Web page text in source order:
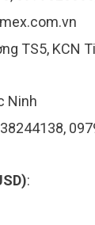
TS5, KCN
Ninh
: